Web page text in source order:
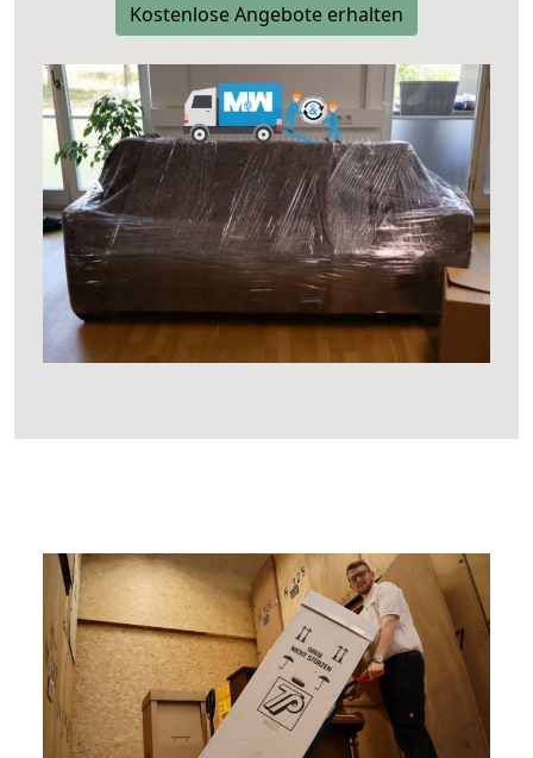
Kostenlose Angebote erhalten